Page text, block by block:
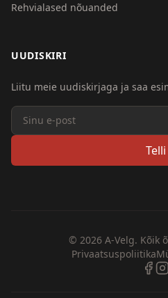
Rehvialased nõuanded
UUDISKIRI
Liitu meie uudiskirjaga ja saa
Telli
© 2026 A-Velg. Kõik
Privaatsuspoliitika